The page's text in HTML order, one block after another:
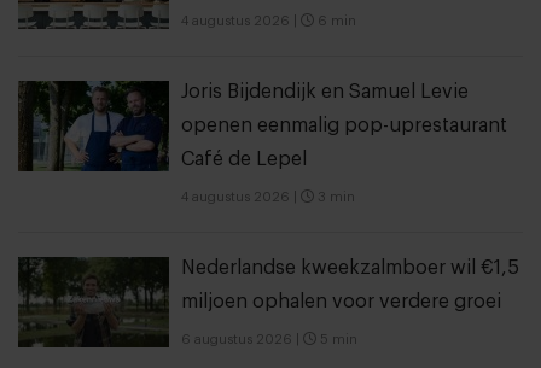
4 augustus 2026 6 min
Joris Bijdendijk en Samuel Levie
openen eenmalig pop-uprestaurant
Café de Lepel
4 augustus 2026 3 min
Nederlandse kweekzalmboer wil €1,5
miljoen ophalen voor verdere groei
6 augustus 2026 5 min